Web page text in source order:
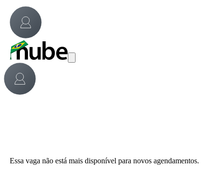
Essa vaga não está mais disponível para novos agendamentos.